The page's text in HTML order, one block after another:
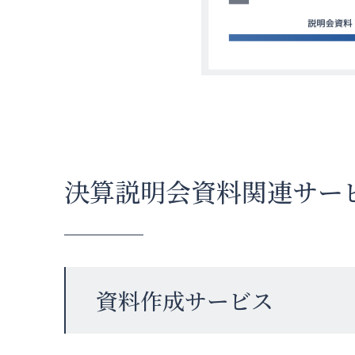
決算説明会資料関連サー
資料作成サービス